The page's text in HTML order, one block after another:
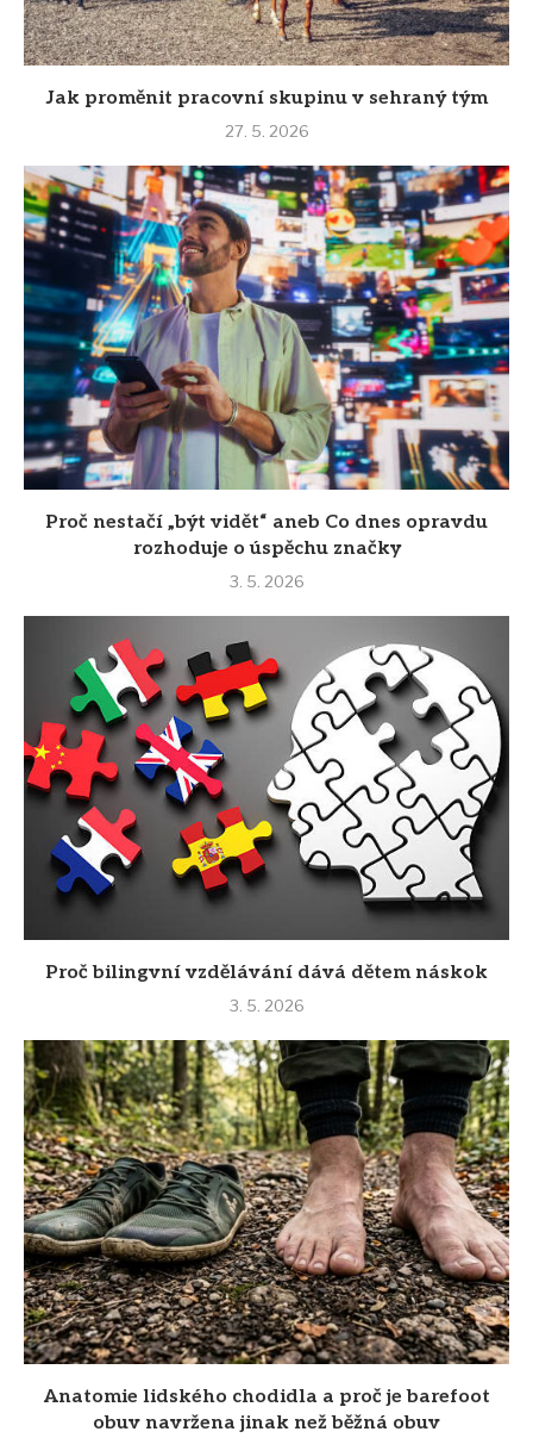
Jak proměnit pracovní skupinu v sehraný tým
27. 5. 2026
Proč nestačí „být vidět“ aneb Co dnes opravdu
rozhoduje o úspěchu značky
3. 5. 2026
Proč bilingvní vzdělávání dává dětem náskok
3. 5. 2026
Anatomie lidského chodidla a proč je barefoot
obuv navržena jinak než běžná obuv